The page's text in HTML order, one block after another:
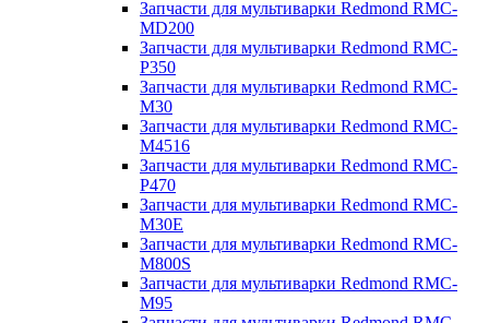
Запчасти для мультиварки Redmond RMC-
MD200
Запчасти для мультиварки Redmond RMC-
P350
Запчасти для мультиварки Redmond RMC-
M30
Запчасти для мультиварки Redmond RMC-
M4516
Запчасти для мультиварки Redmond RMC-
P470
Запчасти для мультиварки Redmond RMC-
M30E
Запчасти для мультиварки Redmond RMC-
M800S
Запчасти для мультиварки Redmond RMC-
M95